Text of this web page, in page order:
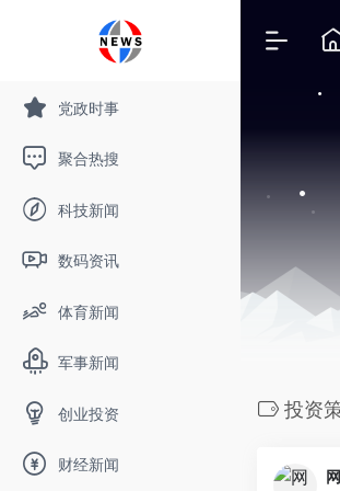
党政时事
聚合热搜
科技新闻
数码资讯
体育新闻
军事新闻
创业投资
财经新闻
投资